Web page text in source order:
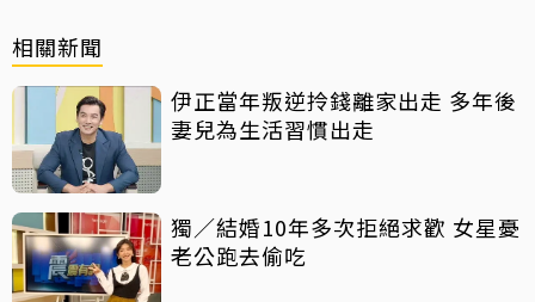
相關新聞
伊正當年叛逆拎錢離家出走 多年後
妻兒為生活習慣出走
獨／結婚10年多次拒絕求歡 女星憂
老公跑去偷吃